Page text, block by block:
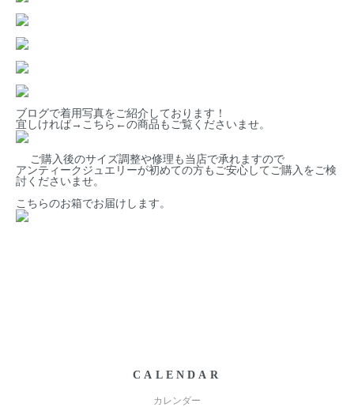
ブログで着用写真をご紹介しております！
宜しければ→ こちら ←の商品もご覧くださいませ。
ご購入後のサイズ調整や修理も当店で承れますので
アンティークジュエリーが初めての方もご安心してご購入をご検
討くださいませ。
こちらのお箱でお届けします。
CALENDAR
カレンダー